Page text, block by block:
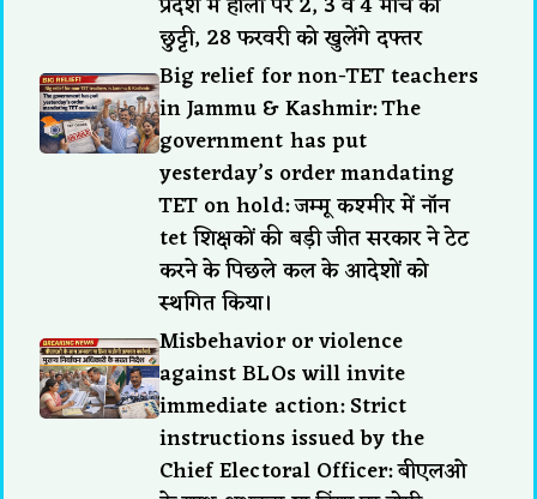
छुट्टी, 28 फरवरी को खुलेंगे दफ्तर
Big relief for non-TET teachers
in Jammu & Kashmir: The
government has put
yesterday’s order mandating
TET on hold: जम्मू कश्मीर में नॉन
tet शिक्षकों की बड़ी जीत सरकार ने टेट
करने के पिछले कल के आदेशों को
स्थगित किया।
Misbehavior or violence
against BLOs will invite
immediate action: Strict
instructions issued by the
Chief Electoral Officer: बीएलओ